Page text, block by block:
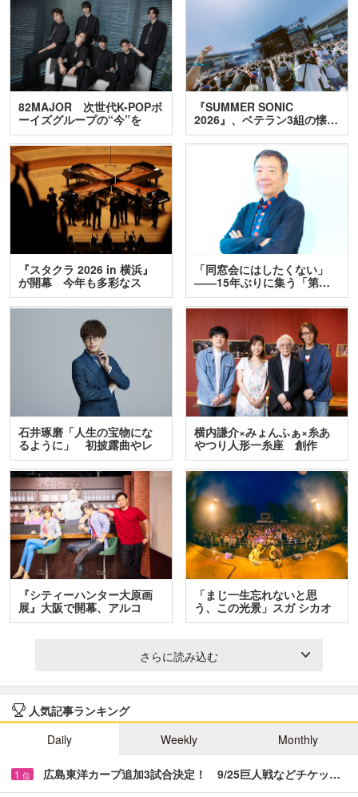
82MAJOR 次世代K-POPボ
ーイズグループの“今”を
訊…
『SUMMER SONIC
2026』、ベテラン3組の懐…
『スタクラ 2026 in 横浜』
が開幕 今年も多彩なス
テ…
「同窓会にはしたくない」
――15年ぶりに集う「第…
石井琢磨「人生の宝物にな
るように」 初披露曲やレ
ア…
横内謙介×みょんふぁ×糸あ
やつり人形一糸座 創作
人…
『シティーハンター大原画
展』大阪で開幕、アルコ
＆…
「まじ一生忘れないと思
う、この光景」スガ シカオ
と…
さらに読み込む
人気記事ランキング
Daily
Weekly Monthly
1 位 広島東洋カープ追加3試合決定！ 9/25巨人戦などチケッ…